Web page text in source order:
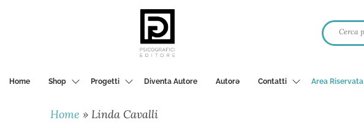
Home Shop Progetti Diventa Autore Autorә Contatti Area Riservata
Home »Linda Cavalli